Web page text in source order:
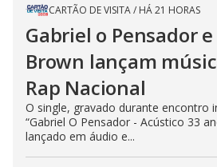
CARTÃO DE VISITA/ HÁ 21 HORAS
Gabriel o Pensador
Brown lançam
Rap Nacional
O single, gravado durante encontro
“Gabriel O Pensador - Acústico 33
lançado em áudio e...